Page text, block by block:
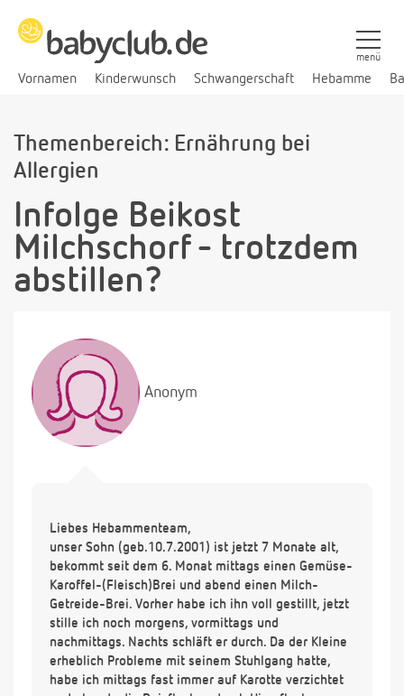
Vornamen Kinderwunsch Schwangerschaft Hebamme
menü
Themenbereich: Ernährung bei
Allergien
Infolge Beikost
Milchschorf - trotzdem
abstillen?
Anonym
Liebes Hebammenteam,
unser Sohn (geb.10.7.2001) ist jetzt 7 Monate alt,
bekommt seit dem 6. Monat mittags einen Gemüse-
Karoffel-(Fleisch)Brei und abend einen Milch-
Getreide-Brei. Vorher habe ich ihn voll gestillt, jetzt
stille ich noch morgens, vormittags und
nachmittags. Nachts schläft er durch. Da der Kleine
erheblich Probleme mit seinem Stuhlgang hatte,
habe ich mittags fast immer auf Karotte verzichtet